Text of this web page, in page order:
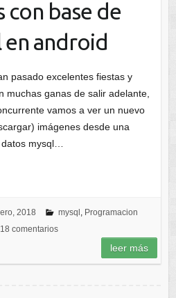
con base de
en android
pasado excelentes fiestas y
muchas ganas de salir adelante,
vamos a ver un nuevo
imágenes desde una
datos mysql…
2018 mysql , Programacion
18 comentarios
leer más